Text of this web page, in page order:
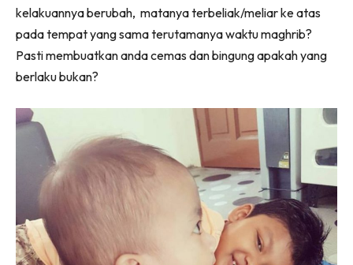
kelakuannya berubah, matanya terbeliak/meliar ke atas
pada tempat yang sama terutamanya waktu maghrib?
Pasti membuatkan anda cemas dan bingung apakah yang
berlaku bukan?